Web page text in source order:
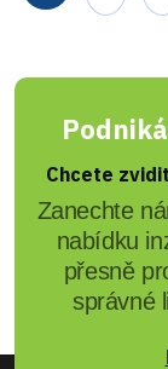
Chcete
Zanechte
nabídku
přesně
správné